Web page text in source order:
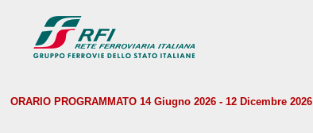
ORARIO PROGRAMMATO 14 Giugno 2026 - 12 Dicembre 2026